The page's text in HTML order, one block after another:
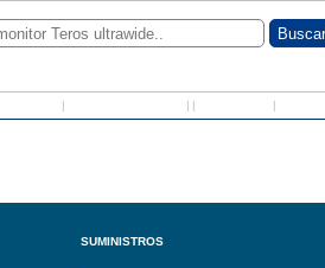
| | | |
SUMINISTROS